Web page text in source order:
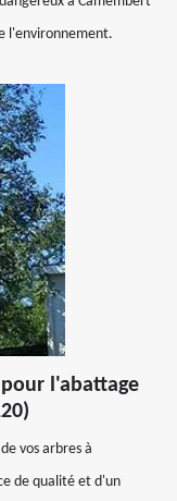
l'environnement.
l'abattage
vos arbres à
de qualité et d'un